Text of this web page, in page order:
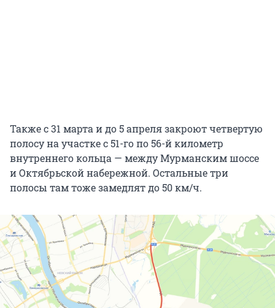
Также с 31 марта и до 5 апреля закроют четвертую
полосу на участке с 51-го по 56-й километр
внутреннего кольца — между Мурманским шоссе
и Октябрьской набережной. Остальные три
полосы там тоже замедлят до 50 км/ч.